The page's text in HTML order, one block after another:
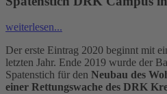
weiterlesen...
Der erste Eintrag 2020 beginnt mit
letzten Jahr. Ende 2019 wurde der
Spatenstich für den Neubau des
einer Rettungswache des DRK